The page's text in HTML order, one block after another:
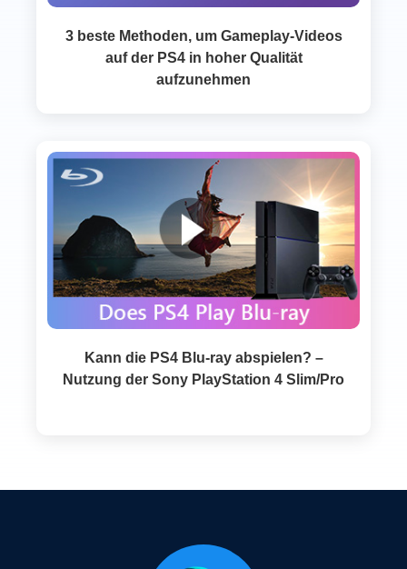
3 beste Methoden, um Gameplay-Videos
auf der PS4 in hoher Qualität
aufzunehmen
Kann die PS4 Blu‑ray abspielen? –
Nutzung der Sony PlayStation 4 Slim/Pro